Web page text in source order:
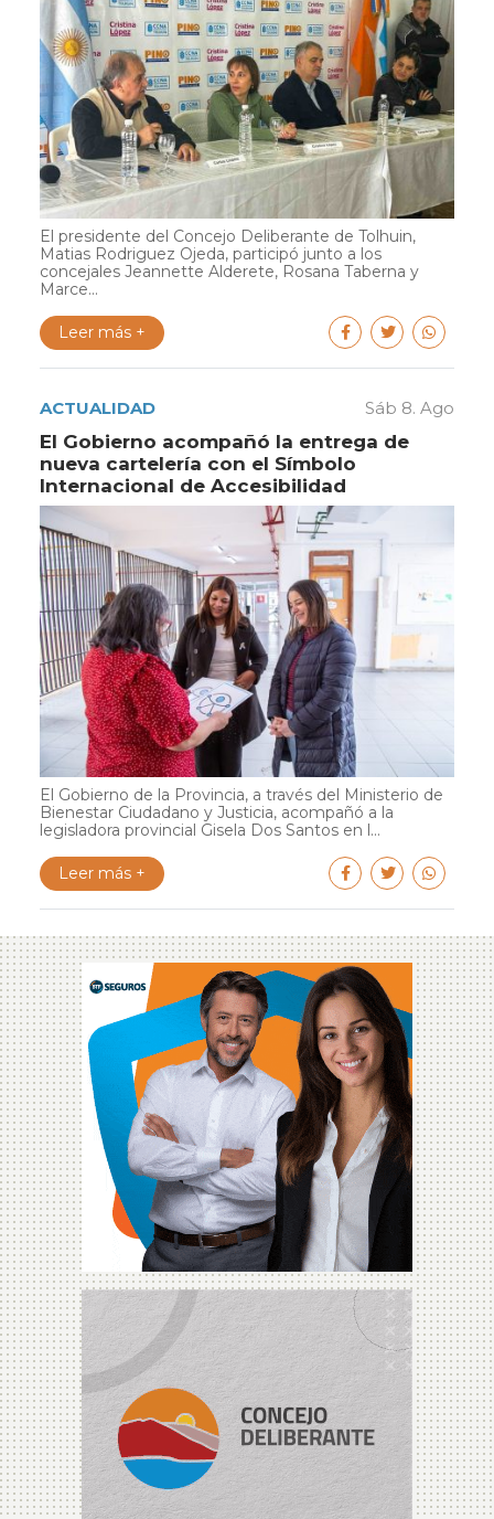
El presidente del Concejo Deliberante de Tolhuin,
Matias Rodriguez Ojeda, participó junto a los
concejales Jeannette Alderete, Rosana Taberna y
Marce...
Leer más +
ACTUALIDAD Sáb 8. Ago
El Gobierno acompañó la entrega de
nueva cartelería con el Símbolo
Internacional de Accesibilidad
El Gobierno de la Provincia, a través del Ministerio de
Bienestar Ciudadano y Justicia, acompañó a la
legisladora provincial Gisela Dos Santos en l...
Leer más +